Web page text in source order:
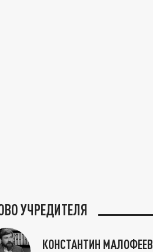
УЧРЕДИТЕЛЯ
КОНСТАНТИН МАЛОФЕЕВ